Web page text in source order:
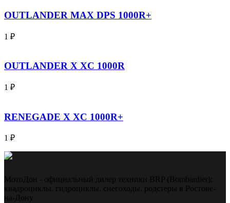
OUTLANDER MAX DPS 1000R+
1 ₽
OUTLANDER X XC 1000R
1 ₽
RENEGADE X XC 1000R+
1 ₽
МотоДон - официальный дилер техники BRP (Bombardier):
квадроциклы, гидроциклы, снегоходы, родстеры в Ростове-
на-Дону